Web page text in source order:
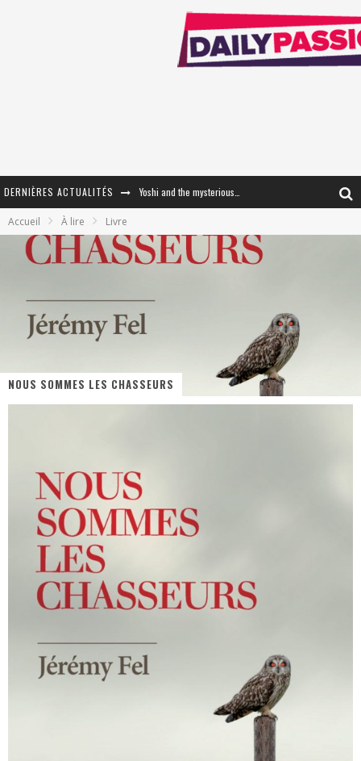
DERNIÈRES ACTUALITÉS
« The Broken Ring / This Mariage Will Fail Anyway » (Tome 2) – Préparer sa vengeance…
PsyRiver 2026 : la magie revient sur les rives de l’Aar
Accueil À lire Livre
NOUS SOMMES LES CHASSEURS